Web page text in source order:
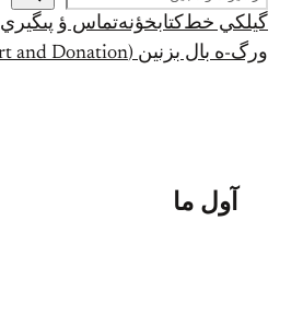
س
ت
ج
گيلکي خط کتابخؤنهتماس ؤ پىگيري
ورگ-ه بال بزنين (Support and Donation)
آول ما